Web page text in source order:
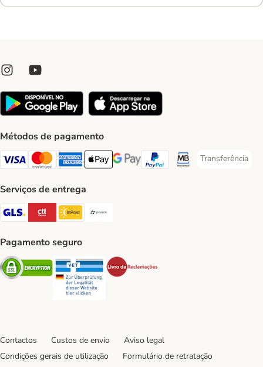
Métodos de pagamento
Visa Payment Method
Mastercard Payment Method
American Express Payment Method
Apple Pay Payment Method
Google Pay Payment Method
PayPal Payment Method
Multibanco Payment
Transferência
Transferência
Serviços de entrega
GLS Shipping Method
CTTExpress Shipping Method
InPost Shipping Method
Pagamento seguro
Security Security
Contactos Custos de envio
Aviso legal
Condições gerais de utilização
Formulário de retratação